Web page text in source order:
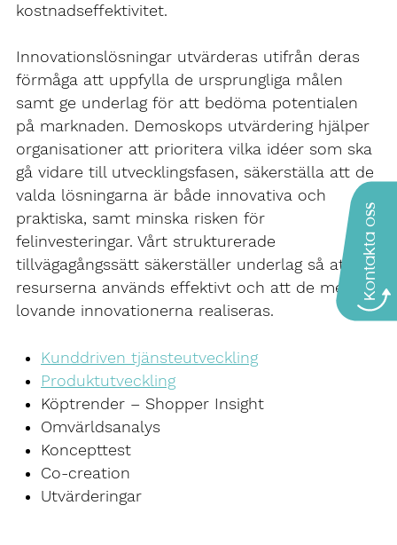
Kontakta oss
kostnadseffektivitet.
Innovationslösningar utvärderas utifrån deras
förmåga att uppfylla de ursprungliga målen
samt ge underlag för att bedöma potentialen
på marknaden. Demoskops utvärdering hjälper
organisationer att prioritera vilka idéer som ska
gå vidare till utvecklingsfasen, säkerställa att de
valda lösningarna är både innovativa och
praktiska, samt minska risken för
felinvesteringar. Vårt strukturerade
tillvägagångssätt säkerställer underlag så att
resurserna används effektivt och att de mest
lovande innovationerna realiseras.
Kunddriven tjänsteutveckling
Produktutveckling
Köptrender – Shopper Insight
Omvärldsanalys
Koncepttest
Co-creation
Utvärderingar